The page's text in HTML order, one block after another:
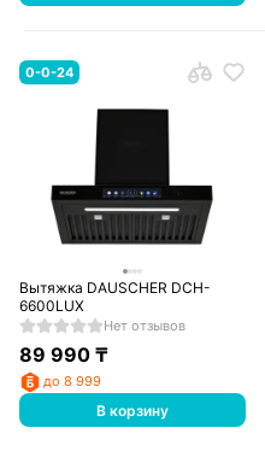
0-0-24
Вытяжка DAUSCHER DCH-
6600LUX
Нет отзывов
89 990₸
до 8 999
В корзину